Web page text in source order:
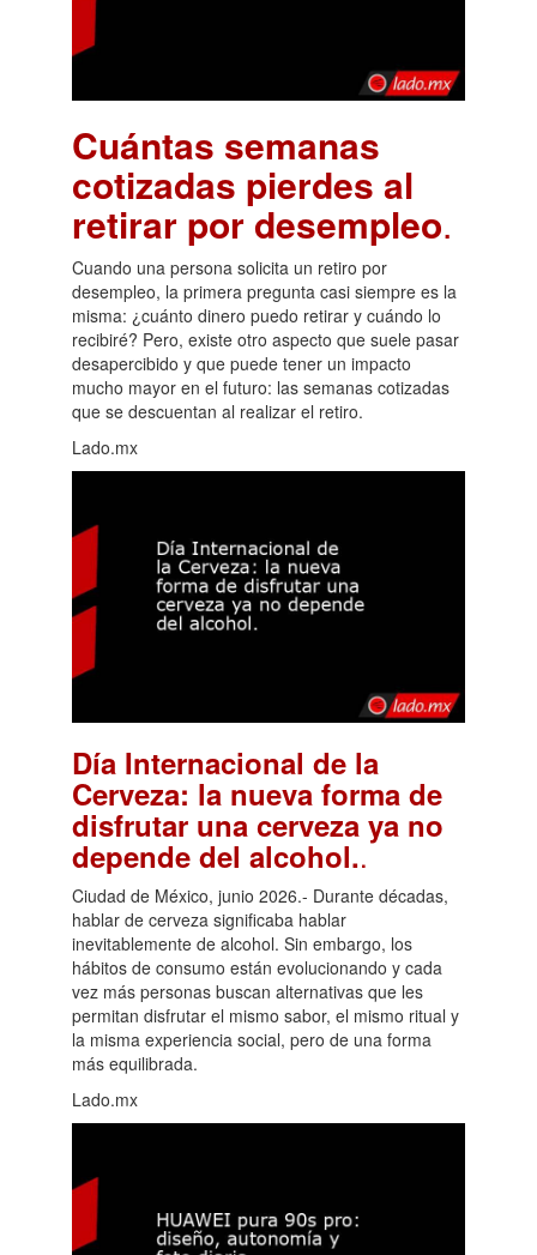
Cuántas semanas
cotizadas pierdes al
retirar por desempleo.
Cuando una persona solicita un retiro por
desempleo, la primera pregunta casi siempre es la
misma: ¿cuánto dinero puedo retirar y cuándo lo
recibiré? Pero, existe otro aspecto que suele pasar
desapercibido y que puede tener un impacto
mucho mayor en el futuro: las semanas cotizadas
que se descuentan al realizar el retiro.
Lado.mx
Día Internacional de la
Cerveza: la nueva forma de
disfrutar una cerveza ya no
depende del alcohol..
Ciudad de México, junio 2026.- Durante décadas,
hablar de cerveza significaba hablar
inevitablemente de alcohol. Sin embargo, los
hábitos de consumo están evolucionando y cada
vez más personas buscan alternativas que les
permitan disfrutar el mismo sabor, el mismo ritual y
la misma experiencia social, pero de una forma
más equilibrada.
Lado.mx